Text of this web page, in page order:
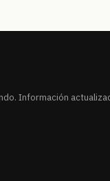
Información